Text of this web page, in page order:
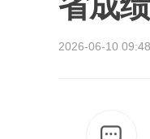
2026-06-10